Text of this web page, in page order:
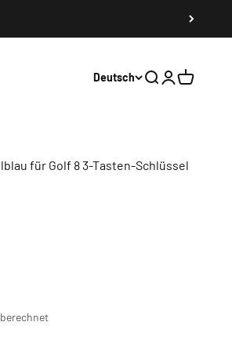
Deutsch SucheAnmelden
für Golf 8 3-Tasten-Schlüssel